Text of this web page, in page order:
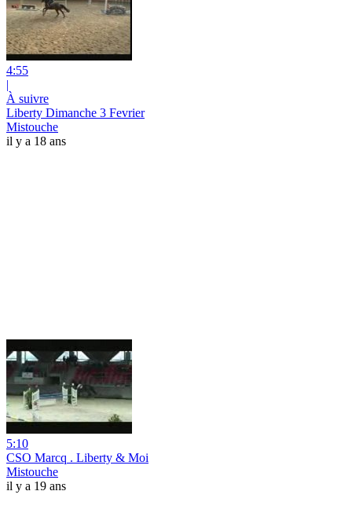
4:55
|
À suivre
Liberty Dimanche 3 Fevrier
Mistouche
il y a 18 ans
5:10
CSO Marcq . Liberty & Moi
Mistouche
il y a 19 ans